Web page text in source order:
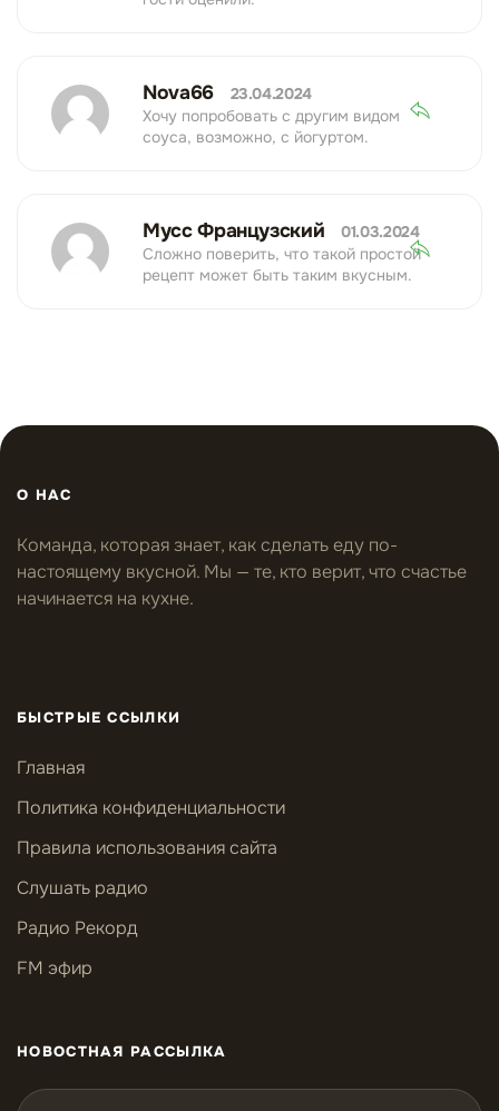
Nova66
23.04.2024
Хочу попробовать с другим видом
соуса, возможно, с йогуртом.
Мусс Французский
01.03.2024
Сложно поверить, что такой простой
рецепт может быть таким вкусным.
О НАС
Команда, которая знает, как сделать еду по-
настоящему вкусной. Мы — те, кто верит, что счастье
начинается на кухне.
БЫСТРЫЕ ССЫЛКИ
Главная
Политика конфиденциальности
Правила использования сайта
Слушать радио
Радио Рекорд
FM эфир
НОВОСТНАЯ РАССЫЛКА